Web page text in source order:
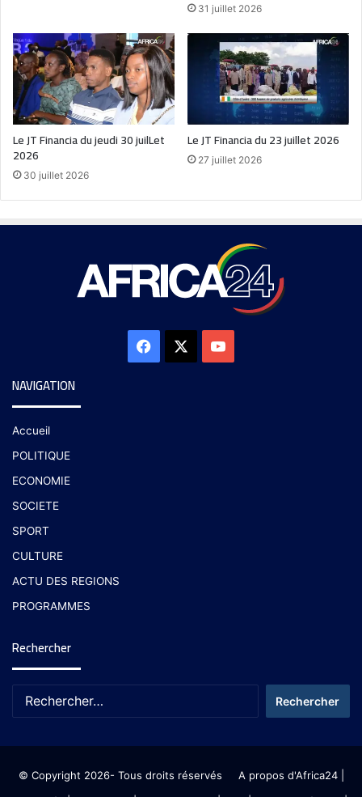
31 juillet 2026
Le JT Financia du jeudi 30 juilLet
2026
30 juillet 2026
Le JT Financia du 23 juillet 2026
27 juillet 2026
NAVIGATION
Accueil
POLITIQUE
ECONOMIE
SOCIETE
SPORT
CULTURE
ACTU DES REGIONS
PROGRAMMES
Rechercher
© Copyright 2026- Tous droits réservés A propos d'Africa24|